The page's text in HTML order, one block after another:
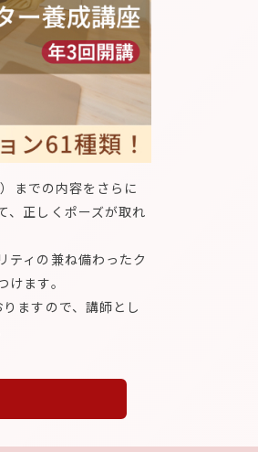
までの内容をさらに
、正しくポーズが取れ
ティの兼ね備わったク
ます。
ますので、講師とし